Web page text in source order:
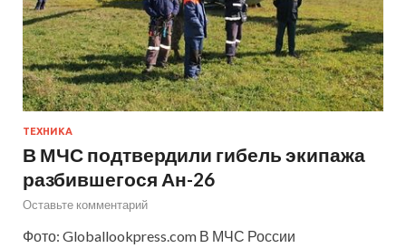
ТЕХНИКА
В МЧС подтвердили гибель экипажа
разбившегося Ан-26
Оставьте комментарий
Фото: Globallookpress.com В МЧС России